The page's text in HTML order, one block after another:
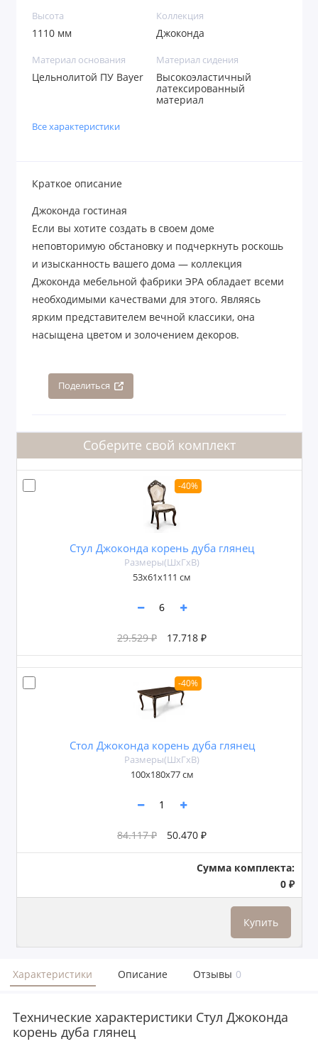
Высота
1110 мм
Коллекция
Джоконда
Материал основания
Цельнолитой ПУ Bayer
Материал сидения
Высокоэластичный
латексированный
материал
Все характеристики
Краткое описание
Джоконда гостиная
Если вы хотите создать в своем доме
неповторимую обстановку и подчеркнуть роскошь
и изысканность вашего дома — коллекция
Джоконда мебельной фабрики ЭРА обладает всеми
необходимыми качествами для этого. Являясь
ярким представителем вечной классики, она
насыщена цветом и золочением декоров.
Поделиться
Соберите свой комплект
-40%
Стул Джоконда корень дуба глянец
Размеры(ШxГxВ)
53x61x111 см
29.529 ₽ 17.718 ₽
-40%
Стол Джоконда корень дуба глянец
Размеры(ШxГxВ)
100x180х77 см
84.117 ₽ 50.470 ₽
Сумма комплекта:
0 ₽
Купить
Характеристики Описание Отзывы 0
Технические характеристики Стул Джоконда
корень дуба глянец